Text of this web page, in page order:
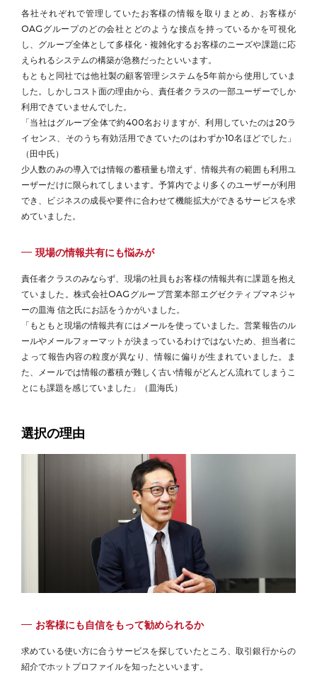
各社それぞれで管理していたお客様の情報を取りまとめ、お客様が
OAGグループのどの会社とどのような接点を持っているかを可視化
し、グループ全体として多様化・複雑化するお客様のニーズや課題に応
えられるシステムの構築が急務だったといいます。
もともと同社では他社製の顧客管理システムを5年前から使用していま
した。しかしコスト面の理由から、責任者クラスの一部ユーザーでしか
利用できていませんでした。
「当社はグループ全体で約400名おりますが、利用していたのは20ラ
イセンス、そのうち有効活用できていたのはわずか10名ほどでした」
（田中氏）
少人数のみの導入では情報の蓄積量も増えず、情報共有の範囲も利用ユ
ーザーだけに限られてしまいます。予算内でより多くのユーザーが利用
でき、ビジネスの成長や要件に合わせて機能拡大ができるサービスを求
めていました。
現場の情報共有にも悩みが
責任者クラスのみならず、現場の社員もお客様の情報共有に課題を抱え
ていました。株式会社OAGグループ営業本部エグゼクティブマネジャ
ーの皿海 信之氏にお話をうかがいました。
「もともと現場の情報共有にはメールを使っていました。営業報告のル
ールやメールフォーマットが決まっているわけではないため、担当者に
よって報告内容の粒度が異なり、情報に偏りが生まれていました。ま
た、メールでは情報の蓄積が難しく古い情報がどんどん流れてしまうこ
とにも課題を感じていました」（皿海氏）
選択の理由
お客様にも自信をもって勧められるか
求めている使い方に合うサービスを探していたところ、取引銀行からの
紹介でホットプロファイルを知ったといいます。